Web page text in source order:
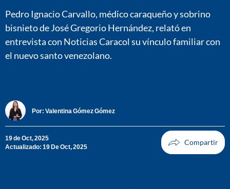
Pedro Ignacio Carvallo, médico caraqueño y sobrino
bisnieto de José Gregorio Hernández, relató en
entrevista con Noticias Caracol su vínculo familiar con
el nuevo santo venezolano.
Por: Valentina Gómez Gómez
19 de Oct, 2025
Actualizado: 19 De Oct, 2025